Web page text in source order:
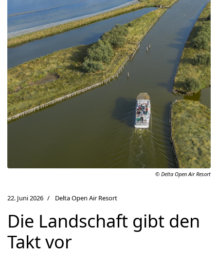
© Delta Open Air Resort
22. Juni 2026 Delta Open Air Resort
Die Landschaft gibt den
Takt vor